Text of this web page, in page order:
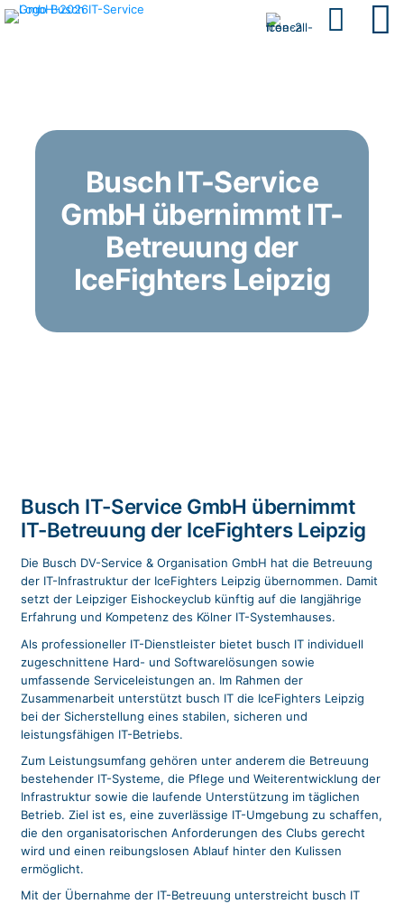
Busch IT-Service
GmbH übernimmt IT-
Betreuung der
IceFighters Leipzig
Busch IT-Service GmbH übernimmt
IT-Betreuung der IceFighters Leipzig
Die Busch DV-Service & Organisation GmbH hat die Betreuung
der IT-Infrastruktur der IceFighters Leipzig übernommen. Damit
setzt der Leipziger Eishockeyclub künftig auf die langjährige
Erfahrung und Kompetenz des Kölner IT-Systemhauses.
Als professioneller IT-Dienstleister bietet busch IT individuell
zugeschnittene Hard- und Softwarelösungen sowie
umfassende Serviceleistungen an. Im Rahmen der
Zusammenarbeit unterstützt busch IT die IceFighters Leipzig
bei der Sicherstellung eines stabilen, sicheren und
leistungsfähigen IT-Betriebs.
Zum Leistungsumfang gehören unter anderem die Betreuung
bestehender IT-Systeme, die Pflege und Weiterentwicklung der
Infrastruktur sowie die laufende Unterstützung im täglichen
Betrieb. Ziel ist es, eine zuverlässige IT-Umgebung zu schaffen,
die den organisatorischen Anforderungen des Clubs gerecht
wird und einen reibungslosen Ablauf hinter den Kulissen
ermöglicht.
Mit der Übernahme der IT-Betreuung unterstreicht busch IT